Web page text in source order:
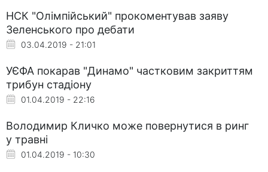
НСК "Олімпійський" прокоментував заяву
Зеленського про дебати
03.04.2019 - 21:01
УЄФА покарав "Динамо" частковим закриттям
трибун стадіону
01.04.2019 - 22:16
Володимир Кличко може повернутися в ринг
у травні
01.04.2019 - 10:30